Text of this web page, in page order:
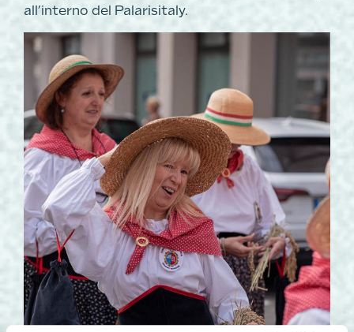
all’interno del Palarisitaly.